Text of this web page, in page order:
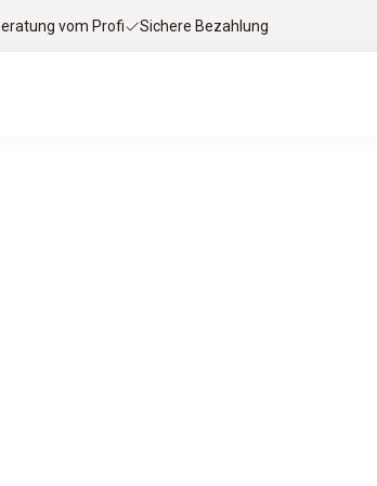
vom Profi Sichere Bezahlung